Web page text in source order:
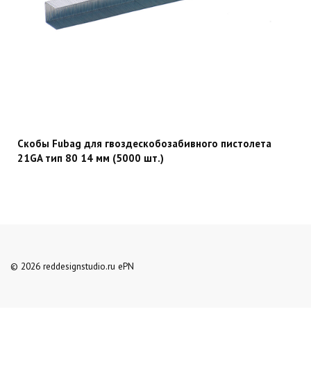
Скобы Fubag для гвоздескобозабивного пистолета
21GA тип 80 14 мм (5000 шт.)
© 2026 reddesignstudio.ru ePN